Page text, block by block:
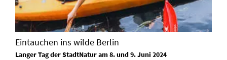
Eintauchen ins wilde Berlin
Langer Tag der StadtNatur am 8. und 9. Juni 2024